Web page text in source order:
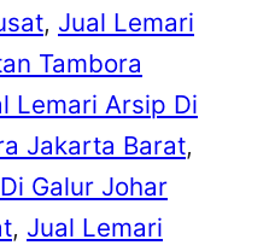
, Jual Lemari
Tambora
Lemari Arsip Di
Jakarta Barat
Galur Johar
, Jual Lemari